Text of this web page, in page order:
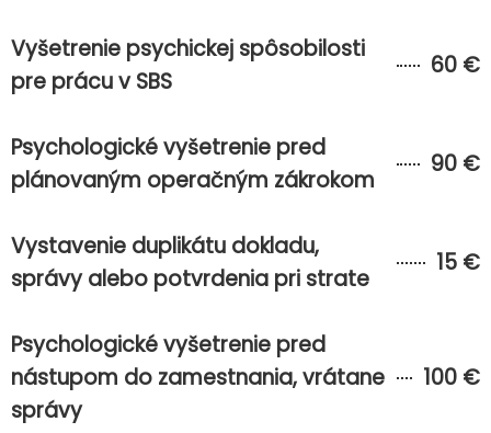
Vyšetrenie psychickej spôsobilosti
pre prácu v SBS
60 €
Psychologické vyšetrenie pred
plánovaným operačným zákrokom
90 €
Vystavenie duplikátu dokladu,
správy alebo potvrdenia pri strate
15 €
Psychologické vyšetrenie pred
nástupom do zamestnania, vrátane
správy
100 €